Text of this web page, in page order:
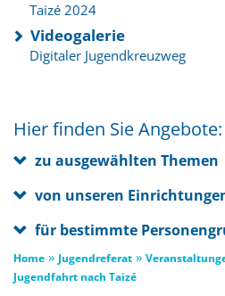
Taizé 2024
Videogalerie
Digitaler Jugendkreuzweg
Hier finden Sie Angebote:
zu ausgewählten Themen
von unseren
für bestimmte
Home » Jugendreferat »
Jugendfahrt nach Taizé